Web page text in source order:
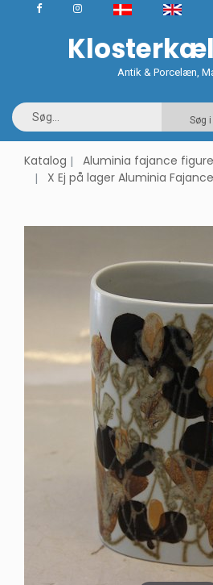
Antik & Porcelæn,
Søg
Katalog
Aluminia fajance
X Ej på lager Aluminia Fajance